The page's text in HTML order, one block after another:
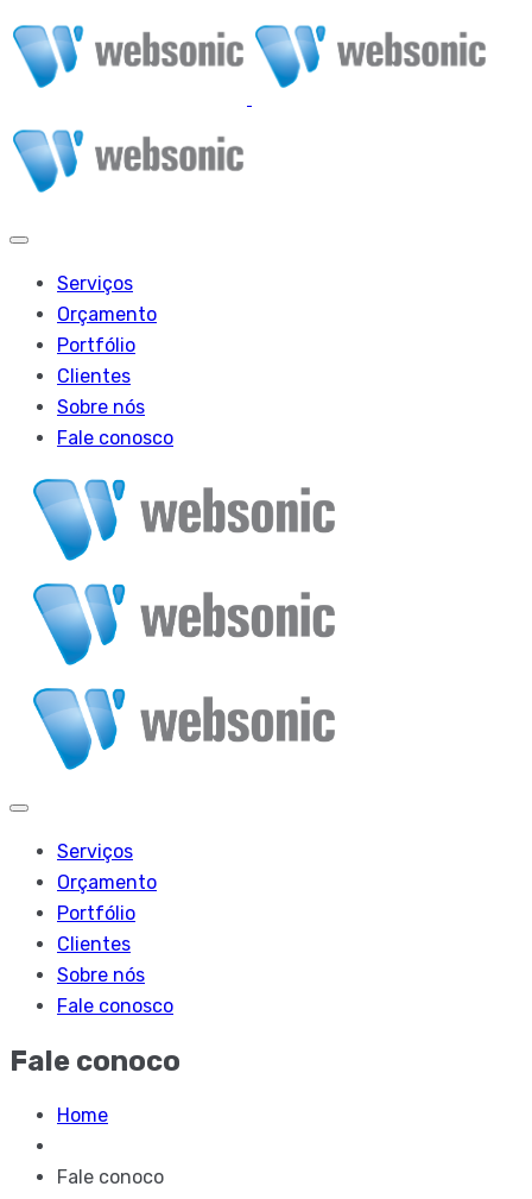
Serviços
Orçamento
Portfólio
Clientes
Sobre nós
Fale conosco
Serviços
Orçamento
Portfólio
Clientes
Sobre nós
Fale conosco
Fale conoco
Home
Fale conoco